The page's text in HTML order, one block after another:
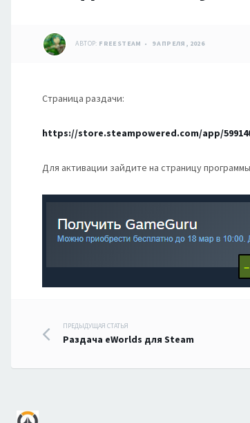
АВТОР: FREESTEAM 9 АПРЕЛЯ, 2026
Страница раздачи:
https://store.steampowered.com/app/
Для активации зайдите на страницу
Навигация
по
ПРЕДЫДУЩАЯ СТАТЬЯ
Раздача eWorlds для Steam